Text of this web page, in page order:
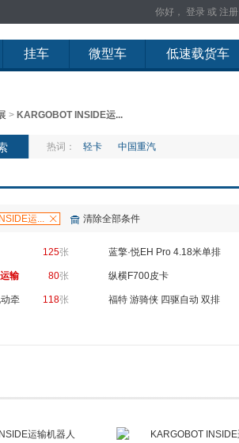
你好， 登录 或 注册
挂车 微型车 低速载货车
> KARGOBOT INSIDE运...
热词： 轻卡 中国重汽
运... 清除全部条件
125张 蓝擎·悦EH Pro 4.18米单排
纯电动厢式轻卡
输 80张 纵横F700皮卡
牵 118张 福特 游骑侠 四驱自动 双排